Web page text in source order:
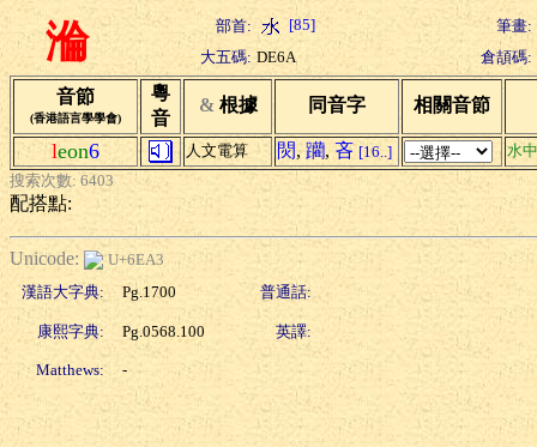
溣 部首: [85]
筆畫:
大五碼: DE6A 倉頡碼:
音節
(香港語言學學會)
粵
音
& 根據 同音字 相關音節
leon6 人文電算 焛, 躪, 吝 [16..]
水
搜索次數: 6403
配搭點:
Unicode:
U+6EA3
漢語大字典:
Pg.1700 普通話:
康熙字典: Pg.0568.100 英譯:
Matthews: -